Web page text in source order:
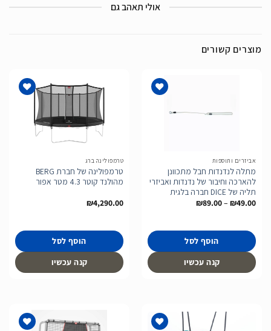
אולי תאהב גם
מוצרים קשורים
אביזרים ותוספות
מתלה לנדנדות חבל מתכוונן
להארכה וחיבור של נדנדות ואביזרי
תליה של DICE חברה בלגית
₪49.00
–
₪89.00 טווח
⁦₪89.00⁩
הוסף לסל
קנה עכשיו
טרמפולינה ברג
טרמפולינה של חברת BERG
מהולנד קוטר 4.3 מטר אפור
₪4,290.00
הוסף לסל
קנה עכשיו